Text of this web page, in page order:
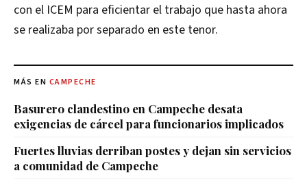
con el ICEM para eficientar el trabajo que hasta ahora
se realizaba por separado en este tenor.
MÁS EN CAMPECHE
Basurero clandestino en Campeche desata
exigencias de cárcel para funcionarios implicados
Fuertes lluvias derriban postes y dejan sin servicios
a comunidad de Campeche